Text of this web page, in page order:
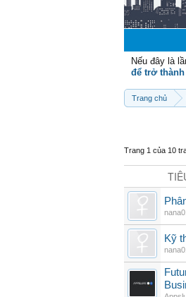
Nếu đây là
để trở
Trang chủ
Trang 1 của 10
Kỹ